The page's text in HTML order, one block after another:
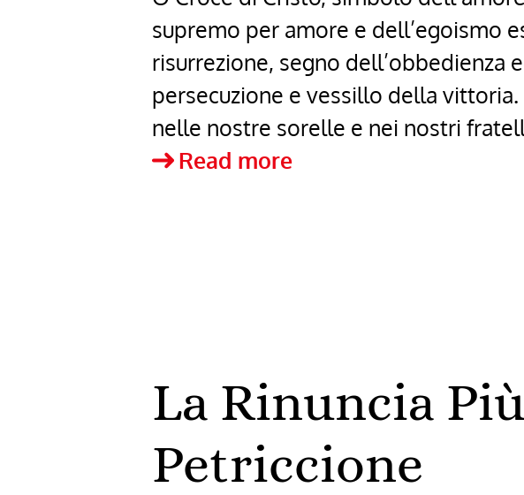
supremo per amore e dell’egoismo
risurrezione, segno
persecuzione e vessillo della
nelle nostre sorelle e nei nostri
Read moreO
La Rinuncia
Petriccione